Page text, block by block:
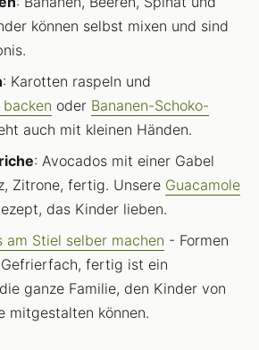
können selbst mixen und sind
: Karotten raspeln und
oder Bananen-Schoko-
auch mit kleinen Händen.
: Avocados mit einer Gabel
Zitrone, fertig. Unsere Guacamole
das Kinder lieben.
am Stiel selber machen - Formen
fertig ist ein
ganze Familie, den Kinder von
mitgestalten können.